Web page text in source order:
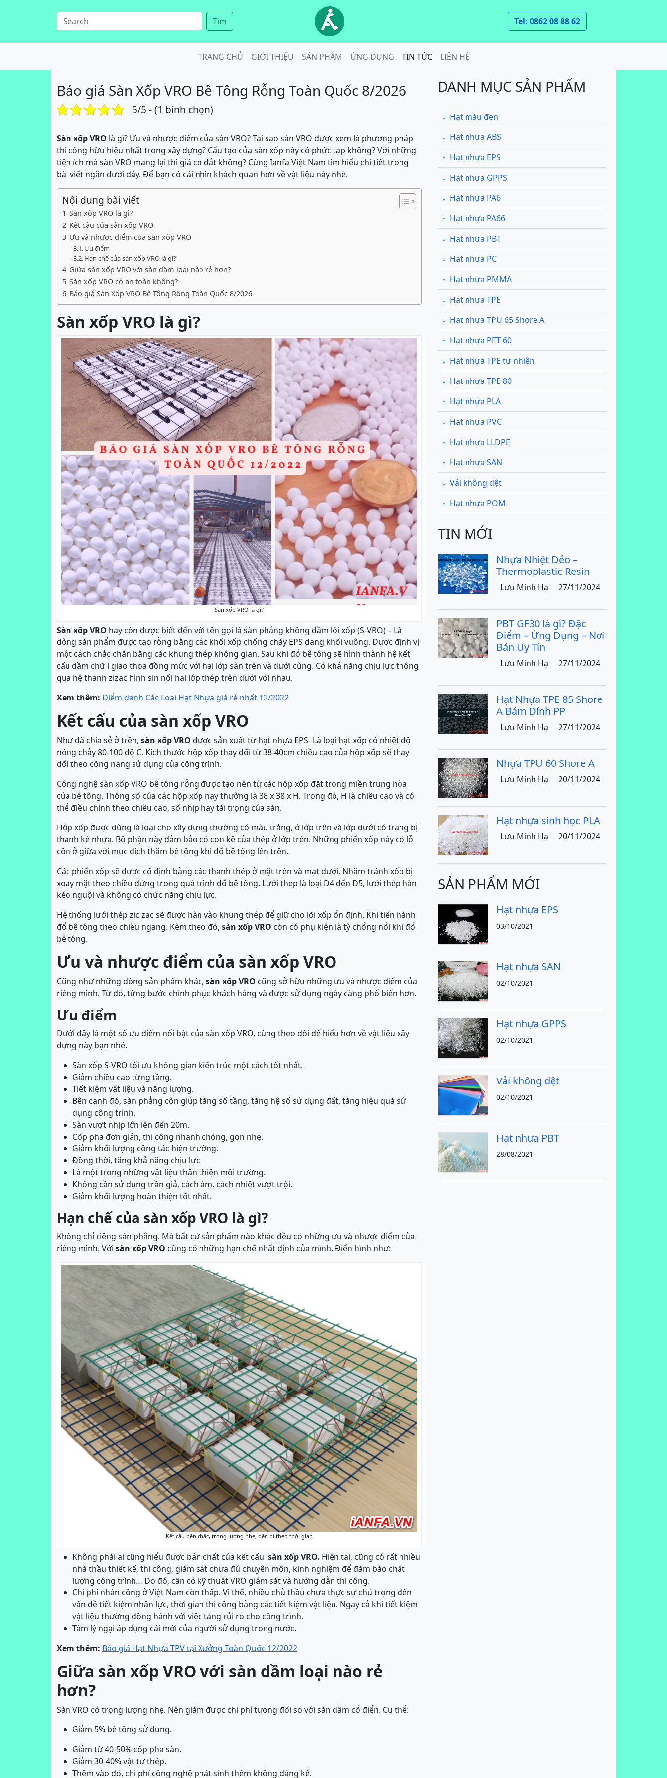
Tìm Tel: 0862 08 88 62
TRANG CHỦ GIỚI THIỆU SẢN PHẨM ỨNG DỤNG TIN TỨC LIÊN HỆ
Báo giá Sàn Xốp VRO Bê Tông Rỗng Toàn Quốc 8/2026
5/5 - (1 bình chọn)
Sàn xốp VRO là gì? Ưu và nhược điểm của sàn VRO? Tại sao sàn VRO được xem là phương pháp
thi công hữu hiệu nhất trong xây dựng? Cấu tạo của sàn xốp này có phức tạp không? Với những
tiện ích mà sàn VRO mang lại thì giá có đắt không? Cùng Ianfa Việt Nam tìm hiểu chi tiết trong
bài viết ngắn dưới đây. Để bạn có cái nhìn khách quan hơn về vật liệu này nhé.
Nội dung bài viết
Sàn xốp VRO là gì?
Kết cấu của sàn xốp VRO
Ưu và nhược điểm của sàn xốp VRO
Ưu điểm
Hạn chế của sàn xốp VRO là gì?
Giữa sàn xốp VRO với sàn dầm loại nào rẻ hơn?
Sàn xốp VRO có an toàn không?
Báo giá Sàn Xốp VRO Bê Tông Rỗng Toàn Quốc 8/2026
Sàn xốp VRO là gì?
Sàn xốp VRO là gì?
Sàn xốp VRO hay còn được biết đến với tên gọi là sàn phẳng không dầm lõi xốp (S-VRO) – Là
dòng sản phẩm được tạo rỗng bằng các khối xốp chống cháy EPS dạng khối vuông. Được định vị
một cách chắc chắn bằng các khung thép không gian. Sau khi đổ bê tông sẽ hình thành hệ kết
cấu dầm chữ l giao thoa đồng mức với hai lớp sàn trên và dưới cùng. Có khả năng chịu lực thông
qua hệ thanh zizac hình sin nối hai lớp thép trên dưới với nhau.
Xem thêm: Điểm danh Các Loại Hạt Nhựa giá rẻ nhất 12/2022
Kết cấu của sàn xốp VRO
Như đã chia sẻ ở trên, sàn xốp VRO được sản xuất từ hạt nhựa EPS- Là loại hạt xốp có nhiệt độ
nóng chảy 80-100 độ C. Kích thước hộp xốp thay đổi từ 38-40cm chiều cao của hộp xốp sẽ thay
đổi theo công năng sử dụng của công trình.
Công nghệ sàn xốp VRO bê tông rỗng được tạo nên từ các hộp xốp đặt trong miền trung hòa
của bê tông. Thông số của các hộp xốp nay thường là 38 x 38 x H. Trong đó, H là chiều cao và có
thể điều chỉnh theo chiều cao, số nhịp hay tải trọng của sàn.
Hộp xốp được dùng là loại cho xây dựng thường có màu trắng, ở lớp trên và lớp dưới có trang bị
thanh kê nhựa. Bộ phận này đảm bảo có con kê của thép ở lớp trên. Những phiến xốp này có lỗ
côn ở giữa với mục đích thăm bê tông khi đổ bê tông lên trên.
Các phiến xốp sẽ được cố định bằng các thanh thép ở mặt trên và mặt dưới. Nhằm tránh xốp bị
xoay mặt theo chiều đứng trong quá trình đổ bê tông. Lưới thep là loại D4 đến D5, lưới thép hàn
kéo nguội và không có chức năng chịu lực.
Hệ thống lưới thép zic zac sẽ được hàn vào khung thép để giữ cho lõi xốp ổn định. Khi tiến hành
đổ bê tông theo chiều ngang. Kèm theo đó, sàn xốp VRO còn có phụ kiện là tỳ chổng nổi khi đổ
bê tông.
Ưu và nhược điểm của sàn xốp VRO
Cũng như những dòng sản phẩm khác, sàn xốp VRO cũng sở hữu những ưu và nhược điểm của
riêng mình. Từ đó, từng bước chinh phục khách hàng và được sử dụng ngày càng phổ biến hơn.
Ưu điểm
Dưới đây là một số ưu điểm nổi bật của sàn xốp VRO, cùng theo dõi để hiểu hơn về vật liệu xây
dựng này bạn nhé.
Sàn xốp S-VRO tối ưu không gian kiến trúc một cách tốt nhất.
Giảm chiều cao từng tầng.
Tiết kiệm vật liệu và năng lượng.
Bên cạnh đó, sàn phẳng còn giúp tăng số tầng, tăng hệ số sử dụng đất, tăng hiệu quả sử
dụng công trình.
Sàn vượt nhịp lớn lên đến 20m.
Cốp pha đơn giản, thi công nhanh chóng, gọn nhẹ.
Giảm khối lượng công tác hiện trường.
Đồng thời, tăng khả năng chịu lực
Là một trong những vật liệu thân thiện môi trường.
Không cần sử dụng trần giả, cách âm, cách nhiệt vượt trội.
Giảm khối lượng hoàn thiện tốt nhất.
Hạn chế của sàn xốp VRO là gì?
Không chỉ riêng sàn phẳng. Mà bất cứ sản phẩm nào khác đều có những ưu và nhược điểm của
riêng mình. Với sàn xốp VRO cũng có những hạn chế nhất định của mình. Điển hình như:
Kết cấu bền chắc, trọng lượng nhẹ, bền bỉ theo thời gian
Không phải ai cũng hiểu được bản chất của kết cấu sàn xốp VRO. Hiện tại, cũng có rất nhiều
nhà thầu thiết kế, thi công, giám sát chưa đủ chuyên môn, kinh nghiệm để đảm bảo chất
lượng công trình… Do đó, cần có kỹ thuật VRO giám sát và hướng dẫn thi công.
Chi phí nhân công ở Việt Nam còn thấp. Vì thế, nhiều chủ thầu chưa thực sự chú trọng đến
vấn đề tiết kiệm nhân lực, thời gian thi công bằng các tiết kiệm vật liệu. Ngay cả khi tiết kiệm
vật liệu thường đồng hành với việc tăng rủi ro cho công trình.
Tâm lý ngại áp dụng cái mới của người sử dụng trong nước.
Xem thêm: Báo giá Hạt Nhựa TPV tại Xưởng Toàn Quốc 12/2022
Giữa sàn xốp VRO với sàn dầm loại nào rẻ
hơn?
Sàn VRO có trọng lượng nhẹ. Nên giảm được chi phí tương đối so với sàn dầm cổ điển. Cụ thể:
Giảm 5% bê tông sử dụng.
Giảm từ 40-50% cốp pha sàn.
Giảm 30-40% vật tư thép.
Thêm vào đó, chi phí công nghệ phát sinh thêm không đáng kể.
DANH MỤC SẢN PHẨM
Hạt màu đen
Hạt nhựa ABS
Hạt nhựa EPS
Hạt nhựa GPPS
Hạt nhựa PA6
Hạt nhựa PA66
Hạt nhựa PBT
Hạt nhựa PC
Hạt nhựa PMMA
Hạt nhựa TPE
Hạt nhựa TPU 65 Shore A
Hạt nhựa PET 60
Hạt nhựa TPE tự nhiên
Hạt nhựa TPE 80
Hạt nhựa PLA
Hạt nhựa PVC
Hạt nhựa LLDPE
Hạt nhựa SAN
Vải không dệt
Hạt nhựa POM
TIN MỚI
Nhựa Nhiệt Dẻo –
Thermoplastic Resin
Lưu Minh Hạ 27/11/2024
PBT GF30 là gì? Đặc
Điểm – Ứng Dụng – Nơi
Bán Uy Tín
Lưu Minh Hạ 27/11/2024
Hạt Nhựa TPE 85 Shore
A Bám Dính PP
Lưu Minh Hạ 27/11/2024
Nhựa TPU 60 Shore A
Lưu Minh Hạ 20/11/2024
Hạt nhựa sinh học PLA
Lưu Minh Hạ 20/11/2024
SẢN PHẨM MỚI
Hạt nhựa EPS
03/10/2021
Hạt nhựa SAN
02/10/2021
Hạt nhựa GPPS
02/10/2021
Vải không dệt
02/10/2021
Hạt nhựa PBT
28/08/2021